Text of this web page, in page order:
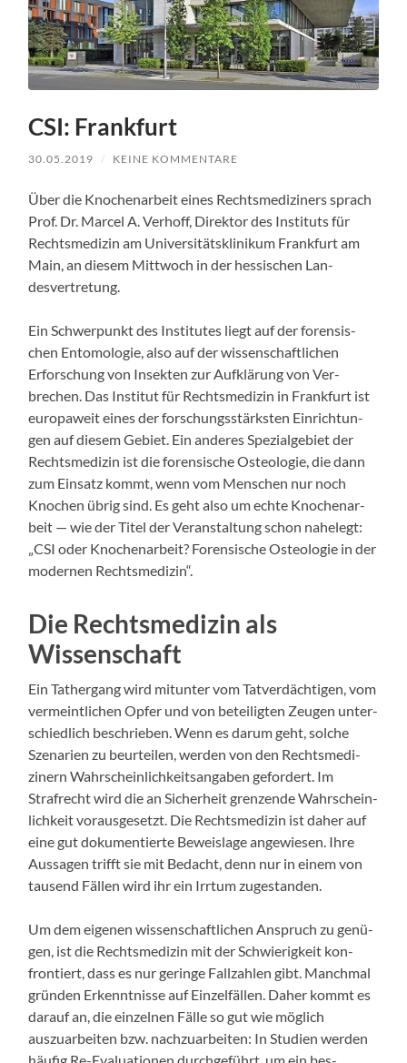
CSI: Frankfurt
30.05.2019 / KEINE KOMMENTARE
Über die Knochenar­beit eines Rechtsmedi­zin­ers sprach
Prof. Dr. Mar­cel A. Ver­hoff, Direk­tor des Insti­tuts für
Rechtsmedi­zin am Uni­ver­sität­sklinikum Frank­furt am
Main, an diesem Mittwoch in der hes­sis­chen Lan­
desvertre­tung.
Ein Schw­er­punkt des Insti­tutes liegt auf der foren­sis­
chen Ento­molo­gie, also auf der wis­senschaftlichen
Erforschung von Insek­ten zur Aufk­lärung von Ver­
brechen. Das Insti­tut für Rechtsmedi­zin in Frank­furt ist
europaweit eines der forschungsstärk­sten Ein­rich­tun­
gen auf diesem Gebi­et. Ein anderes Spezial­ge­bi­et der
Rechtsmedi­zin ist die foren­sis­che Oste­olo­gie, die dann
zum Ein­satz kommt, wenn vom Men­schen nur noch
Knochen übrig sind. Es geht also um echte Knochenar­
beit — wie der Titel der Ver­anstal­tung schon nahelegt:
„CSI oder Knochenar­beit? Foren­sis­che Oste­olo­gie in der
mod­er­nen Rechtsmedi­zin“.
Die Rechtsmedizin als
Wissenschaft
Ein Tather­gang wird mitunter vom Tatverdächti­gen, vom
ver­meintlichen Opfer und von beteiligten Zeu­gen unter­
schiedlich beschrieben. Wenn es darum geht, solche
Szenar­ien zu beurteilen, wer­den von den Rechtsmedi­
zin­ern Wahrschein­lichkeit­sangaben gefordert. Im
Strafrecht wird die an Sicher­heit gren­zende Wahrschein­
lichkeit voraus­ge­set­zt. Die Rechtsmedi­zin ist daher auf
eine gut doku­men­tierte Beweis­lage angewiesen. Ihre
Aus­sagen trifft sie mit Bedacht, denn nur in einem von
tausend Fällen wird ihr ein Irrtum zuge­s­tanden.
Um dem eige­nen wis­senschaftlichen Anspruch zu genü­
gen, ist die Rechtsmedi­zin mit der Schwierigkeit kon­
fron­tiert, dass es nur geringe Fal­lzahlen gibt. Manch­mal
grün­den Erken­nt­nisse auf Einzelfällen. Daher kommt es
darauf an, die einzel­nen Fälle so gut wie möglich
auszuar­beit­en bzw. nachzuar­beit­en: In Stu­di­en wer­den